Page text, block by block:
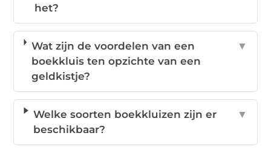
het?
Wat zijn de voordelen van een
boekkluis ten opzichte van een
geldkistje?
▼
Welke soorten boekkluizen zijn er
beschikbaar?
▼